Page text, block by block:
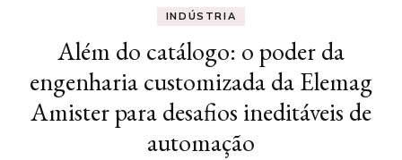
INDÚSTRIA
Além do catálogo: o poder da
engenharia customizada da Elemag
Amister para desafios ineditáveis de
automação